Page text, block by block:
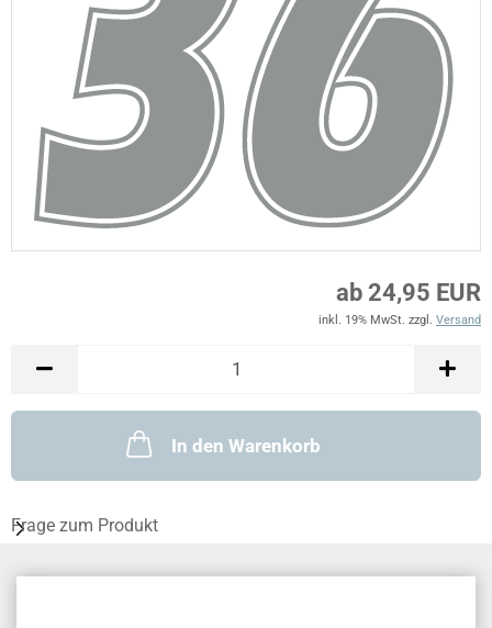
ab 24,95 EUR
inkl. 19% MwSt. zzgl. Versand
In den Warenkorb
Frage zum Produkt